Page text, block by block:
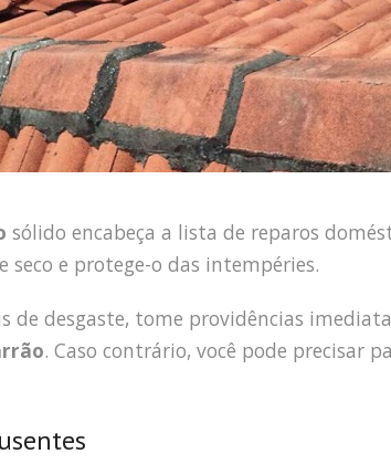
sólido encabeça a lista de reparos
seco e protege-o das intempéries.
de desgaste, tome providências
. Caso contrário, você pode precisar